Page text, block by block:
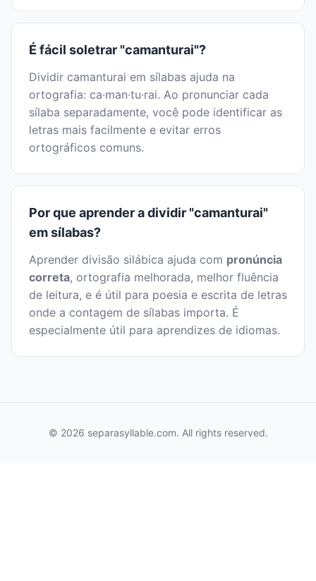
É fácil soletrar "camanturai"?
Dividir camanturai em sílabas ajuda na
ortografia: ca·man·tu·rai. Ao pronunciar cada
sílaba separadamente, você pode identificar as
letras mais facilmente e evitar erros
ortográficos comuns.
Por que aprender a dividir "camanturai"
em sílabas?
Aprender divisão silábica ajuda com pronúncia
correta, ortografia melhorada, melhor fluência
de leitura, e é útil para poesia e escrita de letras
onde a contagem de sílabas importa. É
especialmente útil para aprendizes de idiomas.
© 2026 separasyllable.com. All rights reserved.